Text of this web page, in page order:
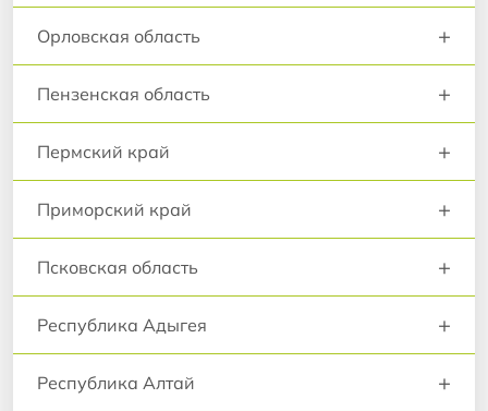
Орловская область +
Пензенская область +
Пермский край +
Приморский край +
Псковская область +
Республика Адыгея +
Республика Алтай +